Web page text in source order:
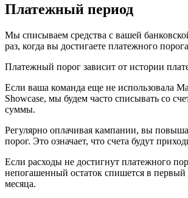
Платежный период
Мы списываем средства с вашей
раз, когда вы достигаете платежного
Платежный порог зависит от истории
Если ваша команда еще не использовала
Showcase, мы будем часто списывать со
суммы.
Регулярно оплачивая кампании, вы
порог. Это означает, что счета будут
Если расходы не достигнут платежного
непогашенный остаток спишется в
месяца.